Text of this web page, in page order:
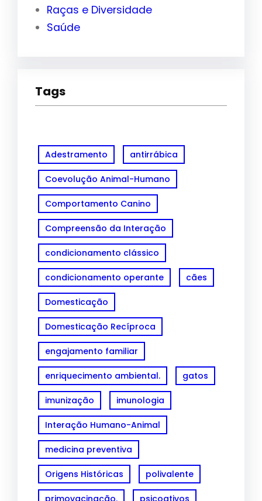
Raças e Diversidade
Saúde
Tags
Adestramento antirrábica
Coevolução Animal-Humano
Comportamento Canino
Compreensão da Interação
condicionamento clássico
condicionamento operante cães
Domesticação
Domesticação Recíproca
engajamento familiar
enriquecimento ambiental. gatos
imunização imunologia
Interação Humano-Animal
medicina preventiva
Origens Históricas polivalente
primovacinação. psicoativos